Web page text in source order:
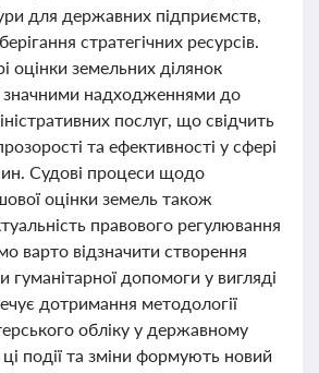
для державних підприємств,
стратегічних ресурсів.
оцінки земельних ділянок
значними надходженнями до
послуг, що свідчить
та ефективності у сфері
Судові процеси щодо
оцінки земель також
правового регулювання
варто відзначити створення
гуманітарної допомоги у вигляді
дотримання методології
обліку у державному
події та зміни формують новий